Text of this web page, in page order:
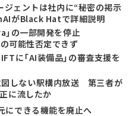
ェントは社内に“秘密の掲示
がBlack Hatで詳細説明
」の一部開発を停止
可能性否定できず
に「AI装備品」の審査支援を
図しない駅構内放送 第三者が
に流したか
にできる機能を廃止へ